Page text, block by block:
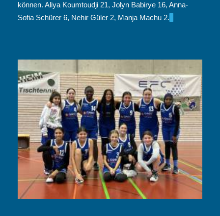
können. Aliya Koumtoudji 21, Jolyn Babirye 16, Anna-
Sofia Schürer 6, Nehir Güler 2, Manja Machu 2.